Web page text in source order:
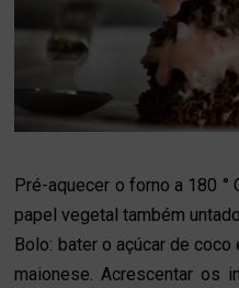
Pré-aquecer o forno a 180 °
papel vegetal também untado.
Bolo: bater o açúcar de coco
maionese. Acrescentar os